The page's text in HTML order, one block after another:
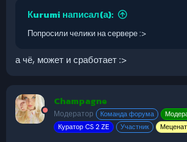
Кurumi написал(а):
Попросили челики на сервере :>
а чё, может и сработает :>
Champagne
Модератор Команда форума
Куратор CS 2 ZE
Участник Меценат